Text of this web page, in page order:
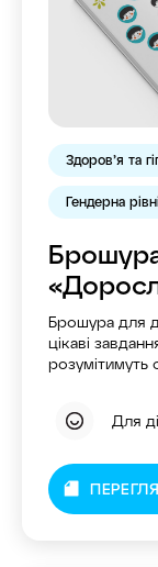
Здоров’я та
Гендерна
Брошура для
цікаві
розумітимуть
Для